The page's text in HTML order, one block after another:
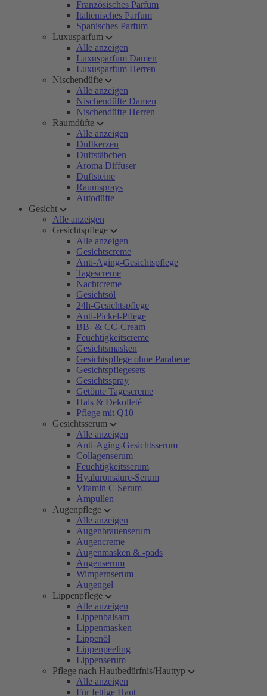
Französisches Parfum
Italienisches Parfum
Spanisches Parfum
Luxusparfum
Alle anzeigen
Luxusparfum Damen
Luxusparfum Herren
Nischendüfte
Alle anzeigen
Nischendüfte Damen
Nischendüfte Herren
Raumdüfte
Alle anzeigen
Duftkerzen
Duftstäbchen
Aroma Diffuser
Duftsteine
Raumsprays
Autodüfte
Gesicht
Alle anzeigen
Gesichtspflege
Alle anzeigen
Gesichtscreme
Anti-Aging-Gesichtspflege
Tagescreme
Nachtcreme
Gesichtsöl
24h-Gesichtspflege
Anti-Pickel-Pflege
BB- & CC-Cream
Feuchtigkeitscreme
Gesichtsmasken
Gesichtspflege ohne Parabene
Gesichtspflegesets
Gesichtsspray
Getönte Tagescreme
Hals & Dekolleté
Pflege mit Q10
Gesichtsserum
Alle anzeigen
Anti-Aging-Gesichtsserum
Collagenserum
Feuchtigkeitsserum
Hyaluronsäure-Serum
Vitamin C Serum
Ampullen
Augenpflege
Alle anzeigen
Augenbrauenserum
Augencreme
Augenmasken & -pads
Augenserum
Wimpernserum
Augengel
Lippenpflege
Alle anzeigen
Lippenbalsam
Lippenmasken
Lippenöl
Lippenpeeling
Lippenserum
Pflege nach Hautbedürfnis/Hauttyp
Alle anzeigen
Für fettige Haut